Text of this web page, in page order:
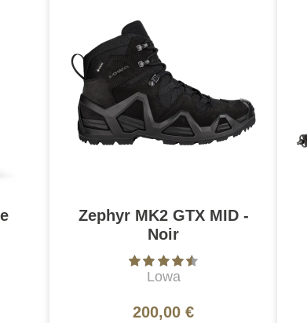
Zephyr MK2 GTX MID -
Noir
Lowa
200,00 €